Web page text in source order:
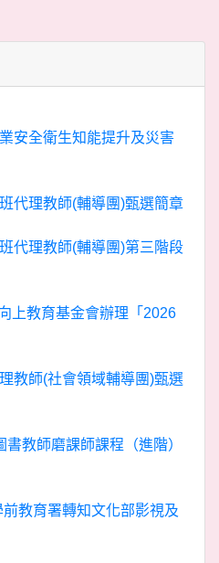
安全衛生知能提升及災害
代理教師(輔導團)甄選簡章
代理教師(輔導團)第三階段
上教育基金會辦理「2026
教師(社會領域輔導團)甄選
教師磨課師課程（進階）
教育署轉知文化部影視及